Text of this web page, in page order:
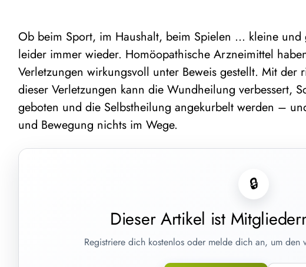
Ob beim Sport, im Haushalt, beim Spielen … kleine und
leider immer wieder. Homöopathische Arzneimittel
Verletzungen wirkungsvoll unter Beweis gestellt. Mit
dieser Verletzungen kann die Wundheilung verbessert,
geboten und die Selbstheilung angekurbelt werden –
und Bewegung nichts im Wege.
🔒
Dieser Artikel ist
Registriere dich kostenlos oder melde dich an, um den